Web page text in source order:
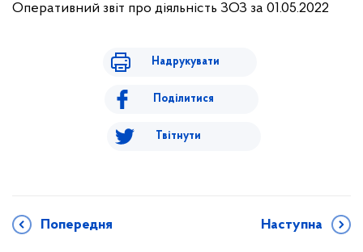
Оперативний звіт про діяльність ЗОЗ за 01.05.2022
Надрукувати
Поділитися
Твітнути
Попередня Наступна